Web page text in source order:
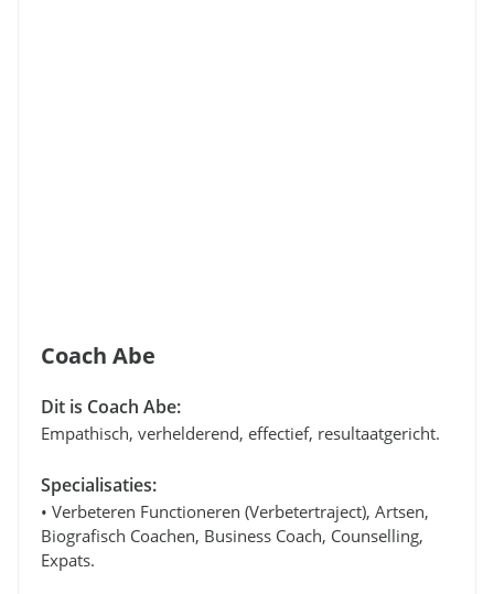
Coach Abe
Dit is Coach Abe:
Empathisch, verhelderend, effectief, resultaatgericht.
Specialisaties:
• Verbeteren Functioneren (verbetertraject), Artsen,
Biografisch Coachen, Business Coach, Counselling,
Expats.